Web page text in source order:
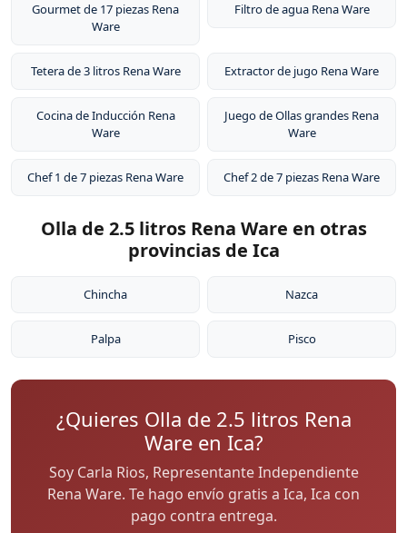
Gourmet de 17 piezas Rena
Ware
Filtro de agua Rena Ware
Tetera de 3 litros Rena Ware Extractor de jugo Rena Ware
Cocina de Inducción Rena
Ware
Juego de Ollas grandes Rena
Ware
Chef 1 de 7 piezas Rena Ware Chef 2 de 7 piezas Rena Ware
Olla de 2.5 litros Rena Ware en otras
provincias de Ica
Chincha Nazca
Palpa Pisco
¿Quieres Olla de 2.5 litros Rena
Ware en Ica?
Soy Carla Rios, Representante Independiente
Rena Ware. Te hago envío gratis a Ica, Ica con
pago contra entrega.